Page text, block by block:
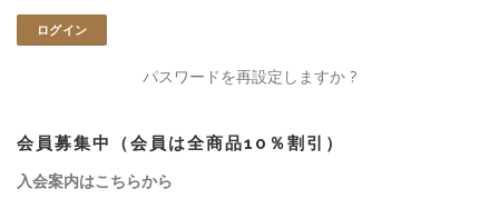
パスワードを再設定しますか ?
会員募集中（会員は全商品10％割引）
入会案内はこちらから